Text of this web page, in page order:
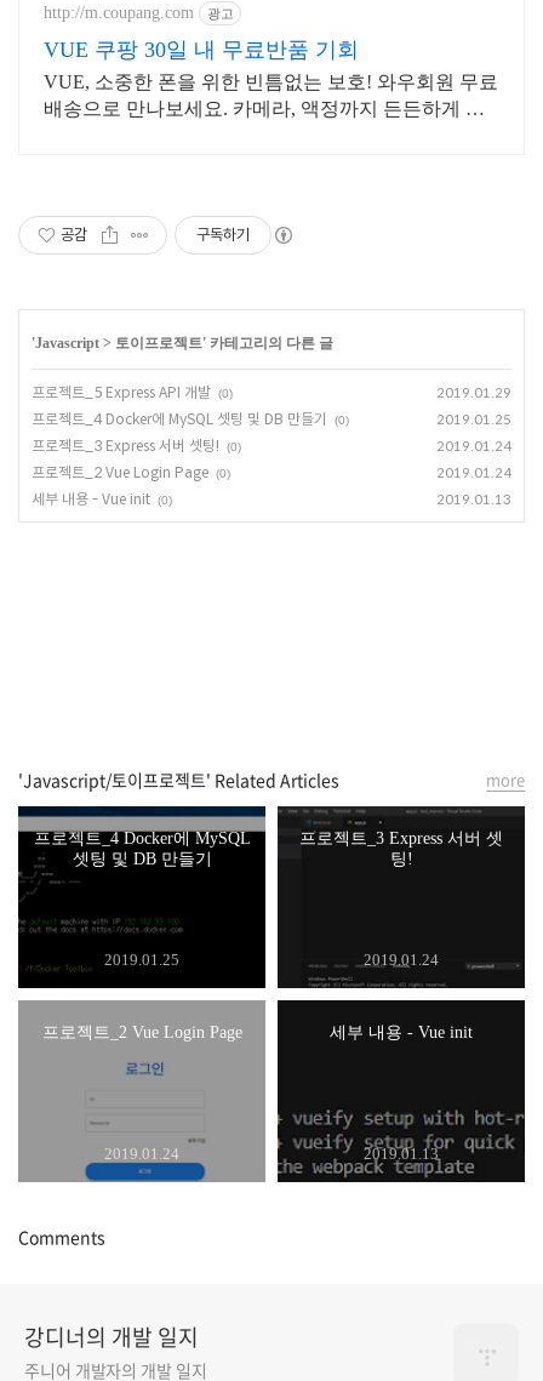
http://m.coupang.com 광고
VUE 쿠팡 30일 내 무료반품 기회
VUE, 소중한 폰을 위한 빈틈없는 보호! 와우회원 무료
배송으로 만나보세요. 카메라, 액정까지 든든하게 보
공감 구독하기
'Javascript > 토이프로젝트' 카테고리의 다른 글
프로젝트_5 Express API 개발 (0) 2019.01.29
프로젝트_4 Docker에 MySQL 셋팅 및 DB 만들기 (0) 2019.01.25
프로젝트_3 Express 서버 셋팅! (0) 2019.01.24
프로젝트_2 Vue Login Page (0) 2019.01.24
세부 내용 - Vue init (0) 2019.01.13
'Javascript/토이프로젝트' Related Articles
프로젝트_4 Docker에 MySQL
셋팅 및 DB 만들기
2019.01.25
프로젝트_3 Express 서버 셋
팅!
2019.01.24
프로젝트_2 Vue Login Page
2019.01.24
세부 내용 - Vue init
2019.01.13
more
Comments
강디너의 개발 일지
주니어 개발자의 개발 일지